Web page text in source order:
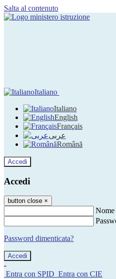
Salta al contenuto
Italiano
Italiano
English
Français
عربى
Română
Accedi
Accedi
button close ×
Nome
Password dimenticata?
-
Entra con SPID Entra con CIE